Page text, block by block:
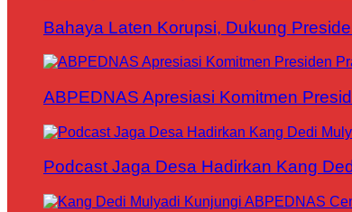
Bahaya Laten Korupsi, Dukung
ABPEDNAS Apresiasi Komitmen
Podcast Jaga Desa Hadirkan Kang